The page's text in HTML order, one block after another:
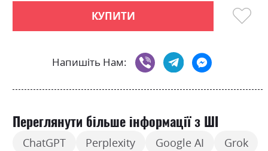
КУПИТИ
Напишіть Нам:
Переглянути більше інформації з ШІ
ChatGPT Perplexity Google AI Grok